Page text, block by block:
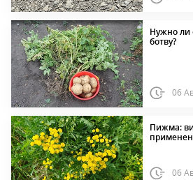
Нужно ли
ботву?
06
Пижма:
06